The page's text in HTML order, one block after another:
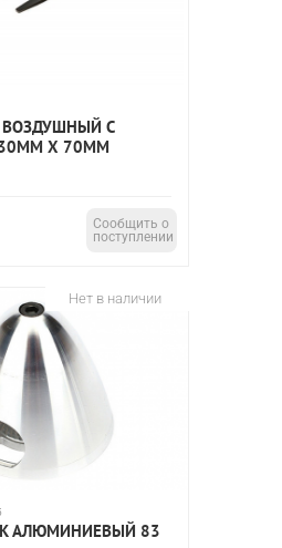
ВОЗДУШНЫЙ С
X 70ММ
Сообщить о
поступлении
Нет в наличии
АЛЮМИНИЕВЫЙ 83